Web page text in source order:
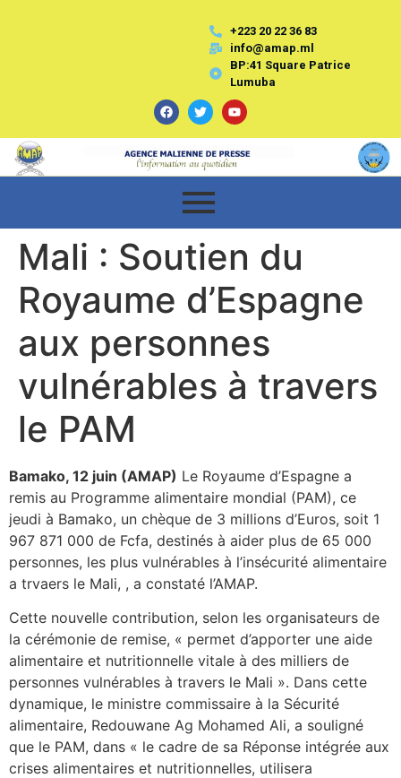
+223 20 22 36 83
info@amap.ml
BP:41 Square Patrice
Lumuba
Mali : Soutien du
Royaume d’Espagne
aux personnes
vulnérables à travers
le PAM
Bamako, 12 juin (AMAP) Le Royaume d’Espagne a
remis au Programme alimentaire mondial (PAM), ce
jeudi à Bamako, un chèque de 3 millions d’Euros, soit 1
967 871 000 de Fcfa, destinés à aider plus de 65 000
personnes, les plus vulnérables à l’insécurité alimentaire
a trvaers le Mali, , a constaté l’AMAP.
Cette nouvelle contribution, selon les organisateurs de
la cérémonie de remise, « permet d’apporter une aide
alimentaire et nutritionnelle vitale à des milliers de
personnes vulnérables à travers le Mali ». Dans cette
dynamique, le ministre commissaire à la Sécurité
alimentaire, Redouwane Ag Mohamed Ali, a souligné
que le PAM, dans « le cadre de sa Réponse intégrée aux
crises alimentaires et nutritionnelles, utilisera